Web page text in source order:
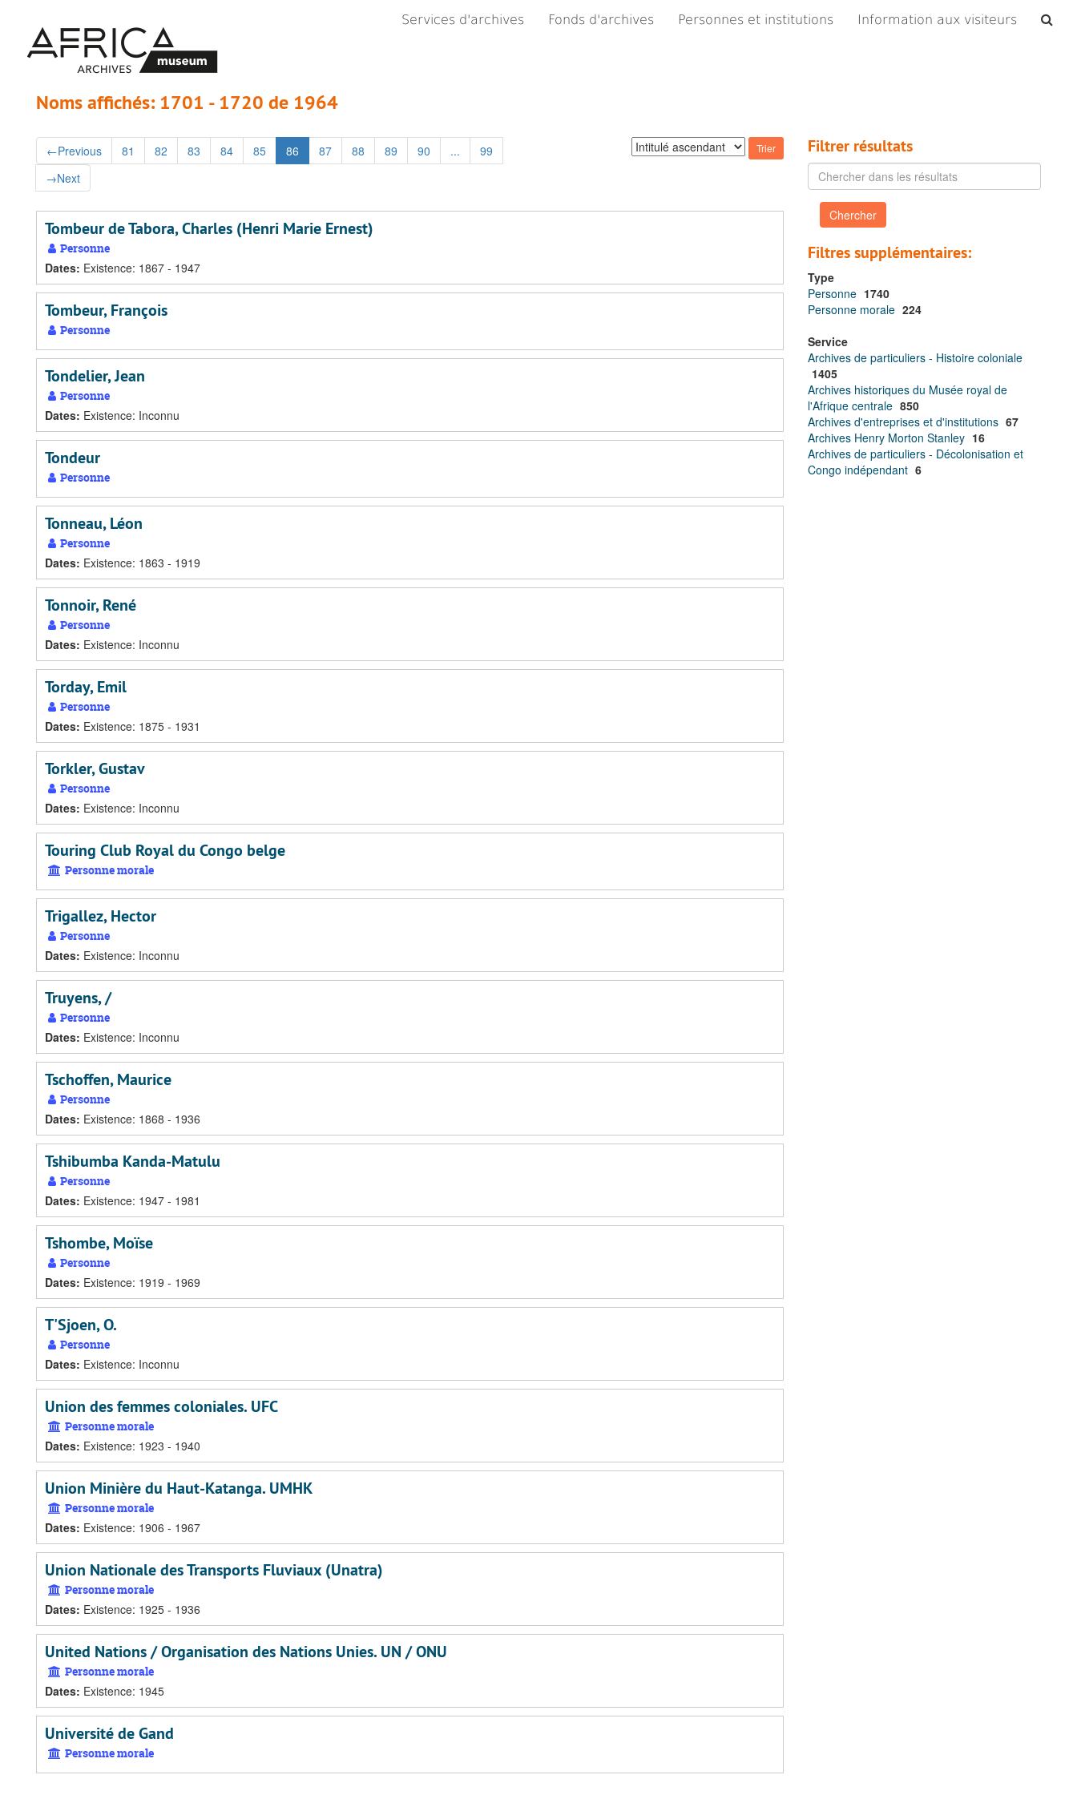
contenu
principal
résultats
Services d'archives Fonds d'archives Personnes et institutions Information aux visiteurs
Noms affichés: 1701 - 1720 de 1964
←Previous 81 82 83 84 85 86 87 88 89 90 ...
99
→Next
Trier
par:
Tombeur de Tabora, Charles (Henri Marie Ernest)
Personne
Dates: Existence: 1867 - 1947
Tombeur, François
Personne
Tondelier, Jean
Personne
Dates: Existence: Inconnu
Tondeur
Personne
Tonneau, Léon
Personne
Dates: Existence: 1863 - 1919
Tonnoir, René
Personne
Dates: Existence: Inconnu
Torday, Emil
Personne
Dates: Existence: 1875 - 1931
Torkler, Gustav
Personne
Dates: Existence: Inconnu
Touring Club Royal du Congo belge
Personne morale
Trigallez, Hector
Personne
Dates: Existence: Inconnu
Truyens, /
Personne
Dates: Existence: Inconnu
Tschoffen, Maurice
Personne
Dates: Existence: 1868 - 1936
Tshibumba Kanda-Matulu
Personne
Dates: Existence: 1947 - 1981
Tshombe, Moïse
Personne
Dates: Existence: 1919 - 1969
T'Sjoen, O.
Personne
Dates: Existence: Inconnu
Union des femmes coloniales. UFC
Personne morale
Dates: Existence: 1923 - 1940
Union Minière du Haut-Katanga. UMHK
Personne morale
Dates: Existence: 1906 - 1967
Union Nationale des Transports Fluviaux (Unatra)
Personne morale
Dates: Existence: 1925 - 1936
United Nations / Organisation des Nations Unies. UN / ONU
Personne morale
Dates: Existence: 1945
Université de Gand
Personne morale
Filtrer résultats
Chercher
dans
les
résultats
Filtres supplémentaires:
Type
Personne 1740
Personne morale 224
Service
Archives de particuliers - Histoire coloniale
1405
Archives historiques du Musée royal de
l'Afrique centrale 850
Archives d'entreprises et d'institutions 67
Archives Henry Morton Stanley 16
Archives de particuliers - Décolonisation et
Congo indépendant 6